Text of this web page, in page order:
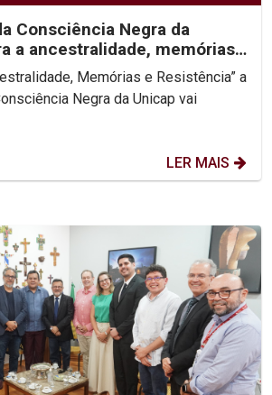
Consciência Negra da
a ancestralidade, memórias
Memórias e Resistência” a
Negra da Unicap vai
LER MAIS